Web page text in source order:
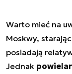
Warto mieć na
Moskwy,
posiadają
Jednak